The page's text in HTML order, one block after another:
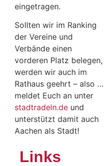
eingetragen.
Sollten wir im Ranking
der Vereine und
Verbände einen
vorderen Platz belegen,
werden wir auch im
Rathaus geehrt – also …
meldet Euch an unter
stadtradeln.de und
unterstützt damit auch
Aachen als Stadt!
Links